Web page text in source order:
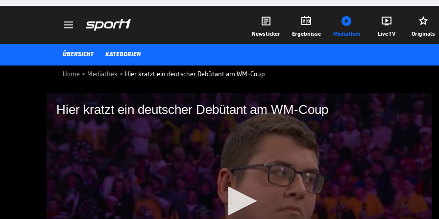
 
Newsticker

Ergebnisse

Mediathek

Live TV

Originals
ÜBERSICHT KATEGORIEN
Home > Mediathek > Hier kratzt ein deutscher Debütant am WM-Coup
Hier kratzt ein deutscher Debütant am WM-Coup
Hier kratzt ein deutscher Debütant am WM-
Coup
Dominik Grüllich verpasst bei der Darts-WM die große Überraschung. Der
Deutsche kämpft sich eindrucksvoll zurück, muss sich am Ende aber
dennoch knapp geschlagen geben.